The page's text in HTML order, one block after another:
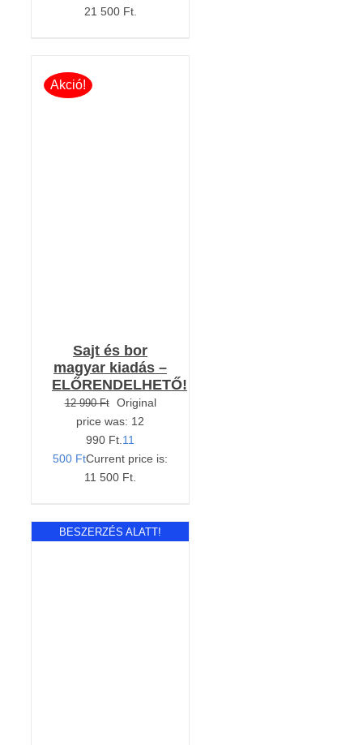
21 500 Ft.
Akció!
Sajt és bor
magyar kiadás –
ELŐRENDELHETŐ!
12 990Ft
Original
price was: 12
990 Ft. 11
500 FtCurrent price is:
11 500 Ft.
BESZERZÉS ALATT!